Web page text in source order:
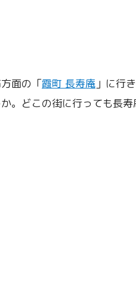
面の「霞町 長寿庵 」に行
。どこの街に行っても長